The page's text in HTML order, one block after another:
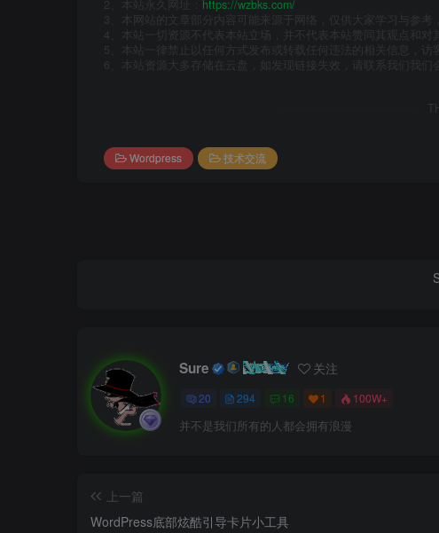
2、本站永久网址： https://wzbks.com/
3、本网站的文章部分内容可能来源于网络，仅供大家学习与参考
4、本站一切资源不代表本站立场，并不代表本站赞同其观点和对
5、本站一律禁止以任何方式发布或转载任何违法的相关信息，访
6、本站资源大多存储在云盘，如发现链接失效，请联系我们我们
Wordpress 技术交流
Sure 关注
20 294 16 1 100W+
并不是我们所有的人都会拥有浪漫
上一篇
WordPress底部炫酷引导卡片小工具